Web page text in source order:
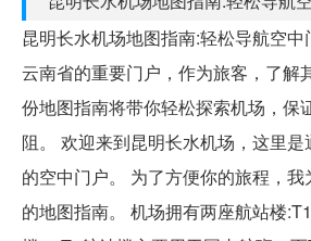
昆明长水机场地图指南:轻松导航空
云南省的重要门户，作为旅客，了解
份地图指南将带你轻松探索机场，保
阻。 欢迎来到昆明长水机场，这里
的空中门户。 为了方便你的旅程，
的地图指南。 机场拥有两座航站楼